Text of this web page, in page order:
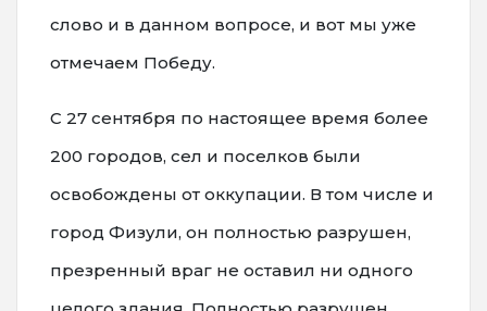
слово и в данном вопросе, и вот мы уже
отмечаем Победу.
С 27 сентября по настоящее время более
200 городов, сел и поселков были
освобождены от оккупации. В том числе и
город Физули, он полностью разрушен,
презренный враг не оставил ни одного